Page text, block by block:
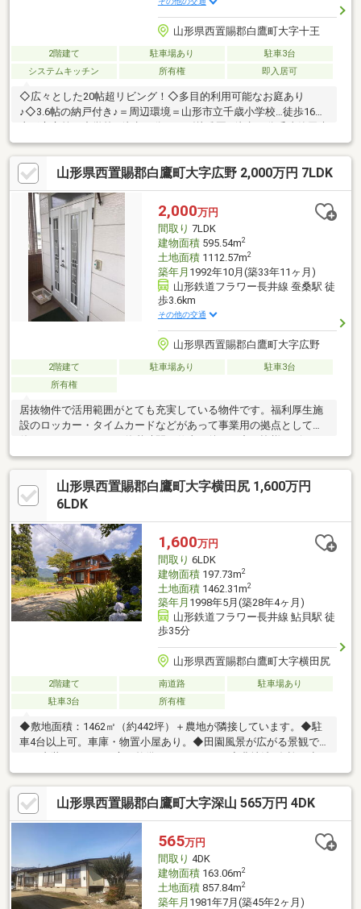
山形県西置賜郡白鷹町大字十王
2階建て 駐車場あり
駐車3台
システムキッチン
所有権 即入居可
◇広々とした20帖超リビング！◇多目的利用可能なお庭あり
♪◇3.6帖の納戸付き♪＝周辺環境＝山形市立千歳小学校…徒歩16分
院…徒歩17分ヨークベニマル…徒歩17分ウエルシア…徒歩23分セブ
ンイレブン…徒歩15分沖東公園…徒歩16分
山形県西置賜郡白鷹町大字広野 2,000万円 7LDK
2,000万円
間取り 7LDK
建物面積595.54m2
土地面積1112.57m2
築年月 1992年10月(築33年11ヶ月)
山形鉄道フラワー長井線 蚕桑駅 徒
歩3.6km
その他の交通
山形県西置賜郡白鷹町大字広野
2階建て 駐車場あり
駐車3台
所有権
居抜物件で活用範囲がとても充実している物件です。福利厚生施
設のロッカー・タイムカードなどがあって事業用の拠点としてお
使い頂けます。また、休憩時間や仕事の後には中の皆様とビリー
ヤードや卓球が楽しめて、カラオケ設備もあってとても楽しい職
場になること間違いなですね！
山形県西置賜郡白鷹町大字横田尻 1,600万円
6LDK
1,600万円
間取り 6LDK
建物面積197.73m2
土地面積1462.31m2
築年月 1998年5月(築28年4ヶ月)
山形鉄道フラワー長井線 鮎貝駅 徒
歩35分
山形県西置賜郡白鷹町大字横田尻
2階建て 南道路
駐車場あり
駐車3台
所有権
◆敷地面積：1462㎡（約442坪）＋農地が隣接しています。◆駐
車4台以上可。車庫・物置小屋あり。◆田園風景が広がる景観で
請が必要です。詳しくはお問合せ下さい。※内覧希望の際は事前
にご連絡下さい。※月々返済例 ・月々４４，７９４円 ・借入金
額 １，６００万円 ・返済期間 ３５年（ボーナス返済 無
し） ・変動金利 ０．９５％ ・保証料、諸費用別途 ・地方銀行 ●
詳しくは担当者までお問合せ下さい。
山形県西置賜郡白鷹町大字深山 565万円 4DK
565万円
間取り 4DK
建物面積163.06m2
土地面積857.84m2
築年月 1981年7月(築45年2ヶ月)